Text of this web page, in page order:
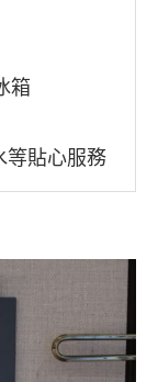
箱
等貼心服務